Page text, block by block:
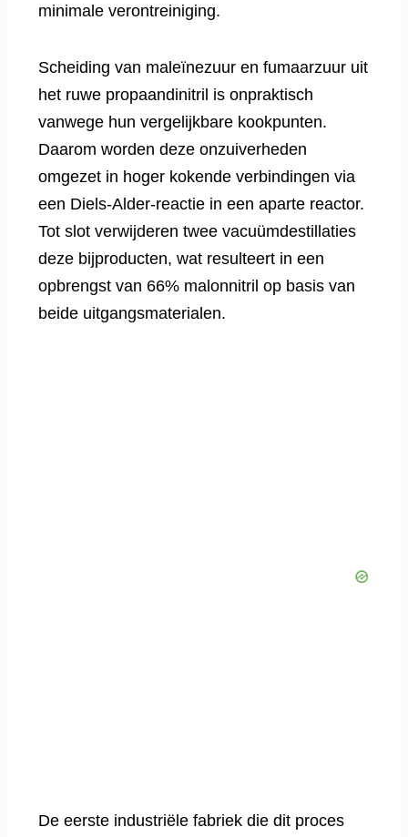
minimale verontreiniging.
Scheiding van maleïnezuur en fumaarzuur uit
het ruwe propaandinitril is onpraktisch
vanwege hun vergelijkbare kookpunten.
Daarom worden deze onzuiverheden
omgezet in hoger kokende verbindingen via
een Diels-Alder-reactie in een aparte reactor.
Tot slot verwijderen twee vacuümdestillaties
deze bijproducten, wat resulteert in een
opbrengst van 66% malonnitril op basis van
beide uitgangsmaterialen.
De eerste industriële fabriek die dit proces